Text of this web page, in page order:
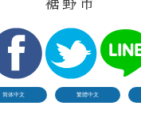
简体中文 繁體中文